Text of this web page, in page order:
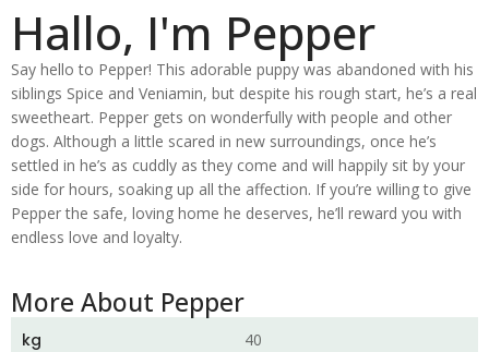
Hallo, I'm Pepper
Say hello to Pepper! This adorable puppy was abandoned with his
siblings Spice and Veniamin, but despite his rough start, he’s a real
sweetheart. Pepper gets on wonderfully with people and other
dogs. Although a little scared in new surroundings, once he’s
settled in he’s as cuddly as they come and will happily sit by your
side for hours, soaking up all the affection. If you’re willing to give
Pepper the safe, loving home he deserves, he’ll reward you with
endless love and loyalty.
More About Pepper
kg 40